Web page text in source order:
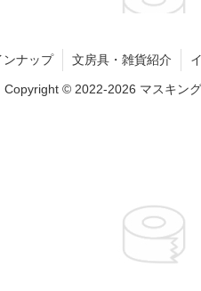
ナップ 文房具・雑貨紹介
Copyright © 2022-2026 マスキン